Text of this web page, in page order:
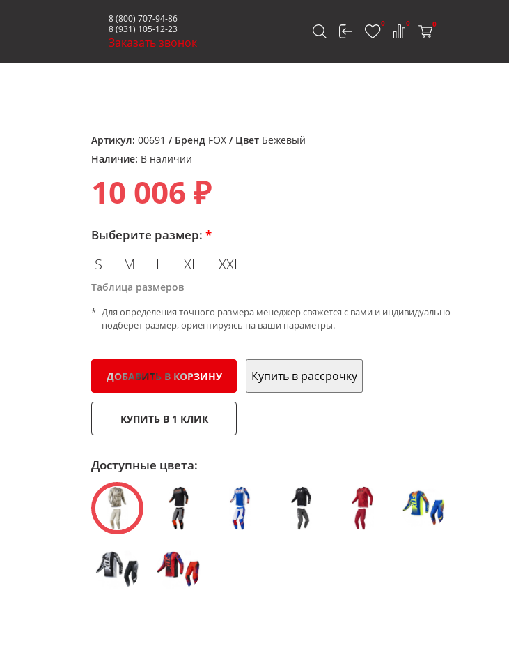
8 (800) 707-94-86
8 (931) 105-12-23
Заказать звонок
0 0 0
Артикул: 00691 / Бренд FOX / Цвет Бежевый
Наличие: В наличии
10 006 ₽
Выберите размер: *
S M L XL XXL
Таблица размеров
Для определения точного размера менеджер свяжется с вами и индивидуально
подберет размер, ориентируясь на ваши параметры.
ДОБАВИТЬ В КОРЗИНУ Купить в рассрочку
КУПИТЬ В 1 КЛИК
Доступные цвета: